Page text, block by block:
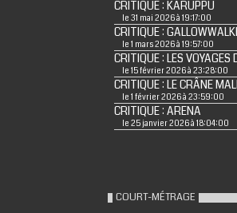
CRITIQUE : KARUPPU
le 31 mai 2026 à 19:17:00
CRITIQUE :
le 1 mars 2026 à 19:57:00
CRITIQUE : LES VOYAGES
le 15 février 2026 à 23:28:00
CRITIQUE : LE CRÂNE
le 1 février 2026 à 23:59:00
CRITIQUE : ARENA
le 25 janvier 2026 à 18:04:00
COURT-MÉTRAGE